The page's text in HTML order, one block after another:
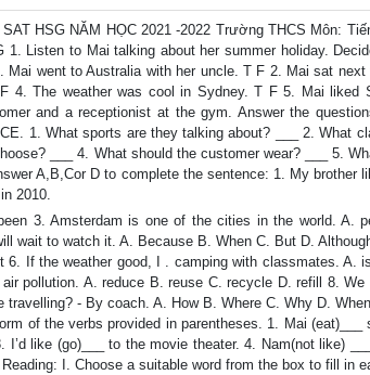
HSG NĂM HỌC 2021 -2022 Trường THCS Môn:
1. Listen to Mai talking about her summer holiday.
Mai went to Australia with her uncle. T F 2. Mai sat
4. The weather was cool in Sydney. T F 5. Mai liked
and a receptionist at the gym. Answer the
1. What sports are they talking about? ___ 2. What
___ 4. What should the customer wear? ___ 5.
A,B,Cor D to complete the sentence: 1. My
2010.
3. Amsterdam is one of the cities in the world. A.
wait to watch it. A. Because B. When C. But D.
6. If the weather good, I . camping with classmates.
pollution. A. reduce B. reuse C. recycle D. refill 8.
travelling? - By coach. A. How B. Where C. Why D.
of the verbs provided in parentheses. 1. Mai
I’d like (go)___ to the movie theater. 4. Nam(not like)
I. Choose a suitable word from the box to fill in